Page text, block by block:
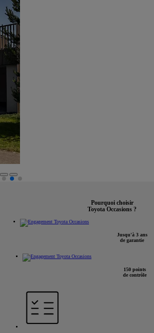
Pourquoi choisir
Toyota Occasions ?
Jusqu'à 3 ans
de garantie
150 points
de contrôle